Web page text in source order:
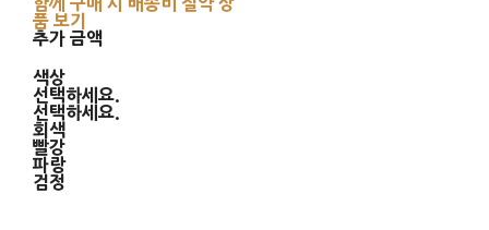
함께 구매 시 배송비 절약 상
품 보기
추가 금액
색상
선택하세요.
선택하세요.
회색
빨강
파랑
검정